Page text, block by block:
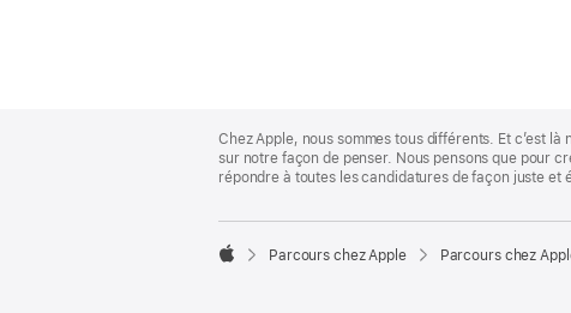
Footer
Chez Apple, nous sommes tous différents. Et c’est
sur notre façon de penser. Nous pensons que pour
répondre à toutes les candidatures de façon juste

Parcours chez Apple Parcours chez